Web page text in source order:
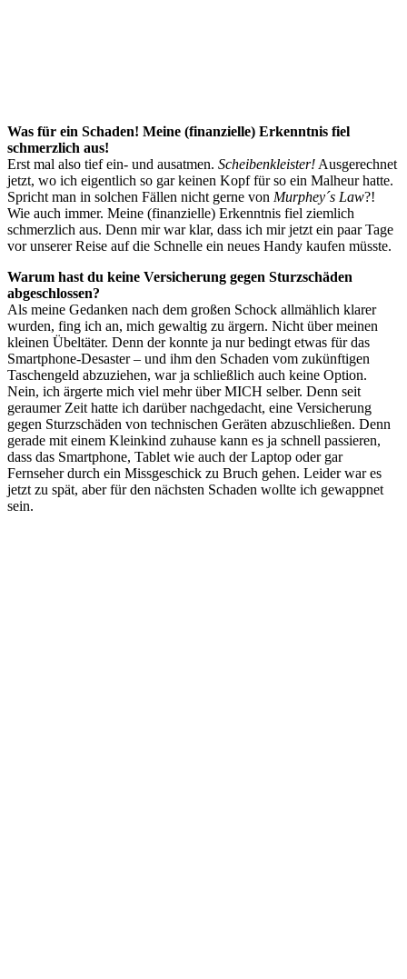
Was für ein Schaden! Meine (finanzielle) Erkenntnis fiel
schmerzlich aus!
Erst mal also tief ein- und ausatmen. Scheibenkleister! Ausgerechnet
jetzt, wo ich eigentlich so gar keinen Kopf für so ein Malheur hatte.
Spricht man in solchen Fällen nicht gerne von Murphey´s Law?!
Wie auch immer. Meine (finanzielle) Erkenntnis fiel ziemlich
schmerzlich aus. Denn mir war klar, dass ich mir jetzt ein paar Tage
vor unserer Reise auf die Schnelle ein neues Handy kaufen müsste.
Warum hast du keine Versicherung gegen Sturzschäden
abgeschlossen?
Als meine Gedanken nach dem großen Schock allmählich klarer
wurden, fing ich an, mich gewaltig zu ärgern. Nicht über meinen
kleinen Übeltäter. Denn der konnte ja nur bedingt etwas für das
Smartphone-Desaster – und ihm den Schaden vom zukünftigen
Taschengeld abzuziehen, war ja schließlich auch keine Option.
Nein, ich ärgerte mich viel mehr über MICH selber. Denn seit
geraumer Zeit hatte ich darüber nachgedacht, eine Versicherung
gegen Sturzschäden von technischen Geräten abzuschließen. Denn
gerade mit einem Kleinkind zuhause kann es ja schnell passieren,
dass das Smartphone, Tablet wie auch der Laptop oder gar
Fernseher durch ein Missgeschick zu Bruch gehen. Leider war es
jetzt zu spät, aber für den nächsten Schaden wollte ich gewappnet
sein.